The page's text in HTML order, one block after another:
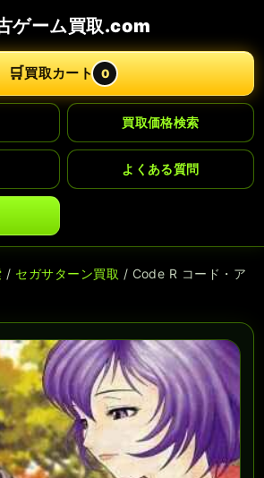
ゲーム買取.com
🛒買取カート 0
買取価格検索
よくある質問
/ セガサターン買取 / Code R コード・ア